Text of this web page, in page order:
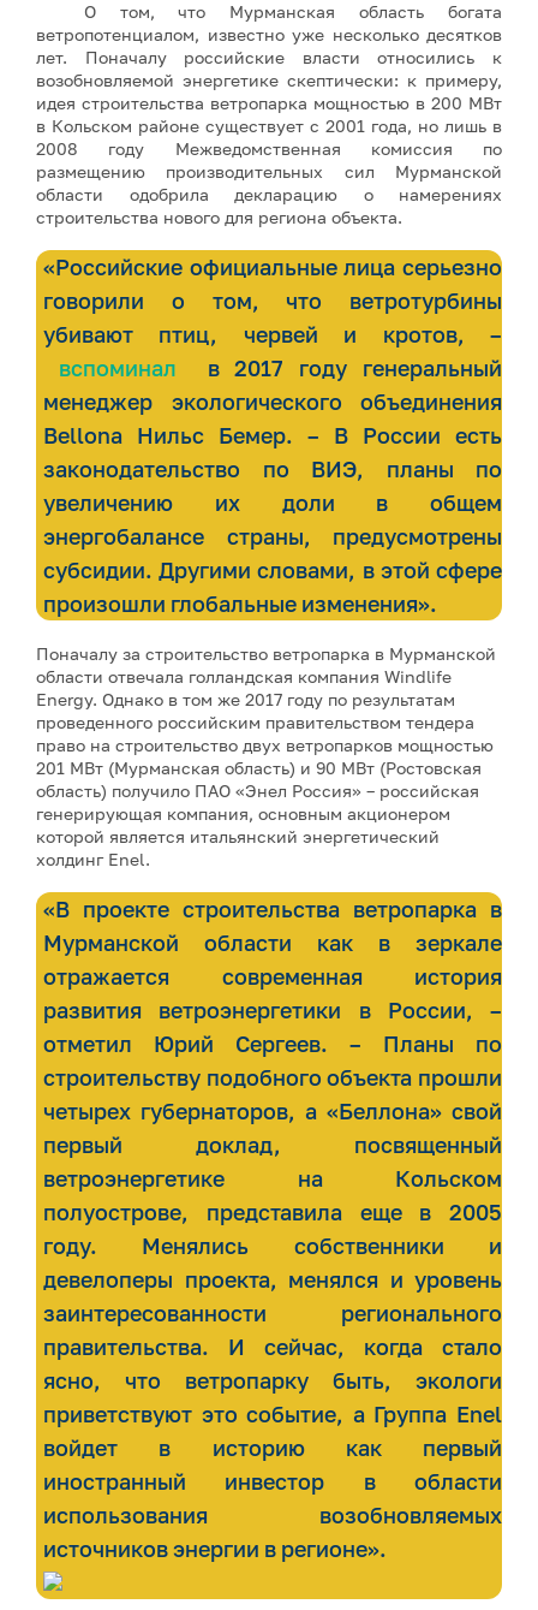
О том, что Мурманская область богата
ветропотенциалом, известно уже несколько десятков
лет. Поначалу российские власти относились к
возобновляемой энергетике скептически: к примеру,
идея строительства ветропарка мощностью в 200 МВт
в Кольском районе существует с 2001 года, но лишь в
2008 году Межведомственная комиссия по
размещению производительных сил Мурманской
области одобрила декларацию о намерениях
строительства нового для региона объекта.
«Российские официальные лица серьезно
говорили о том, что ветротурбины
убивают птиц, червей и кротов, –
вспоминал в 2017 году генеральный
менеджер экологического объединения
Bellona Нильс Бемер. – В России есть
законодательство по ВИЭ, планы по
увеличению их доли в общем
энергобалансе страны, предусмотрены
субсидии. Другими словами, в этой сфере
произошли глобальные изменения».
Поначалу за строительство ветропарка в Мурманской
области отвечала голландская компания Windlife
Energy. Однако в том же 2017 году по результатам
проведенного российским правительством тендера
право на строительство двух ветропарков мощностью
201 МВт (Мурманская область) и 90 МВт (Ростовская
область) получило ПАО «Энел Россия» – российская
генерирующая компания, основным акционером
которой является итальянский энергетический
холдинг Enel.
«В проекте строительства ветропарка в
Мурманской области как в зеркале
отражается современная история
развития ветроэнергетики в России, –
отметил Юрий Сергеев. – Планы по
строительству подобного объекта прошли
четырех губернаторов, а «Беллона» свой
первый доклад, посвященный
ветроэнергетике на Кольском
полуострове, представила еще в 2005
году. Менялись собственники и
девелоперы проекта, менялся и уровень
заинтересованности регионального
правительства. И сейчас, когда стало
ясно, что ветропарку быть, экологи
приветствуют это событие, а Группа Enel
войдет в историю как первый
иностранный инвестор в области
использования возобновляемых
источников энергии в регионе».